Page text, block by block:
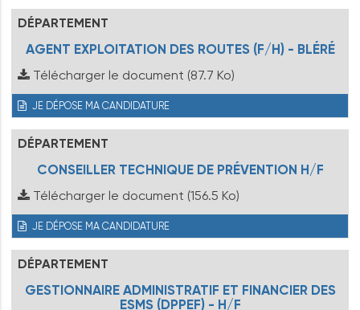
DÉPARTEMENT
AGENT EXPLOITATION DES ROUTES (F/H) - BLÉRÉ
Télécharger le document (87.7 Ko)
JE DÉPOSE MA CANDIDATURE
DÉPARTEMENT
CONSEILLER TECHNIQUE DE PRÉVENTION H/F
Télécharger le document (156.5 Ko)
JE DÉPOSE MA CANDIDATURE
DÉPARTEMENT
GESTIONNAIRE ADMINISTRATIF ET FINANCIER DES
ESMS (DPPEF) - H/F